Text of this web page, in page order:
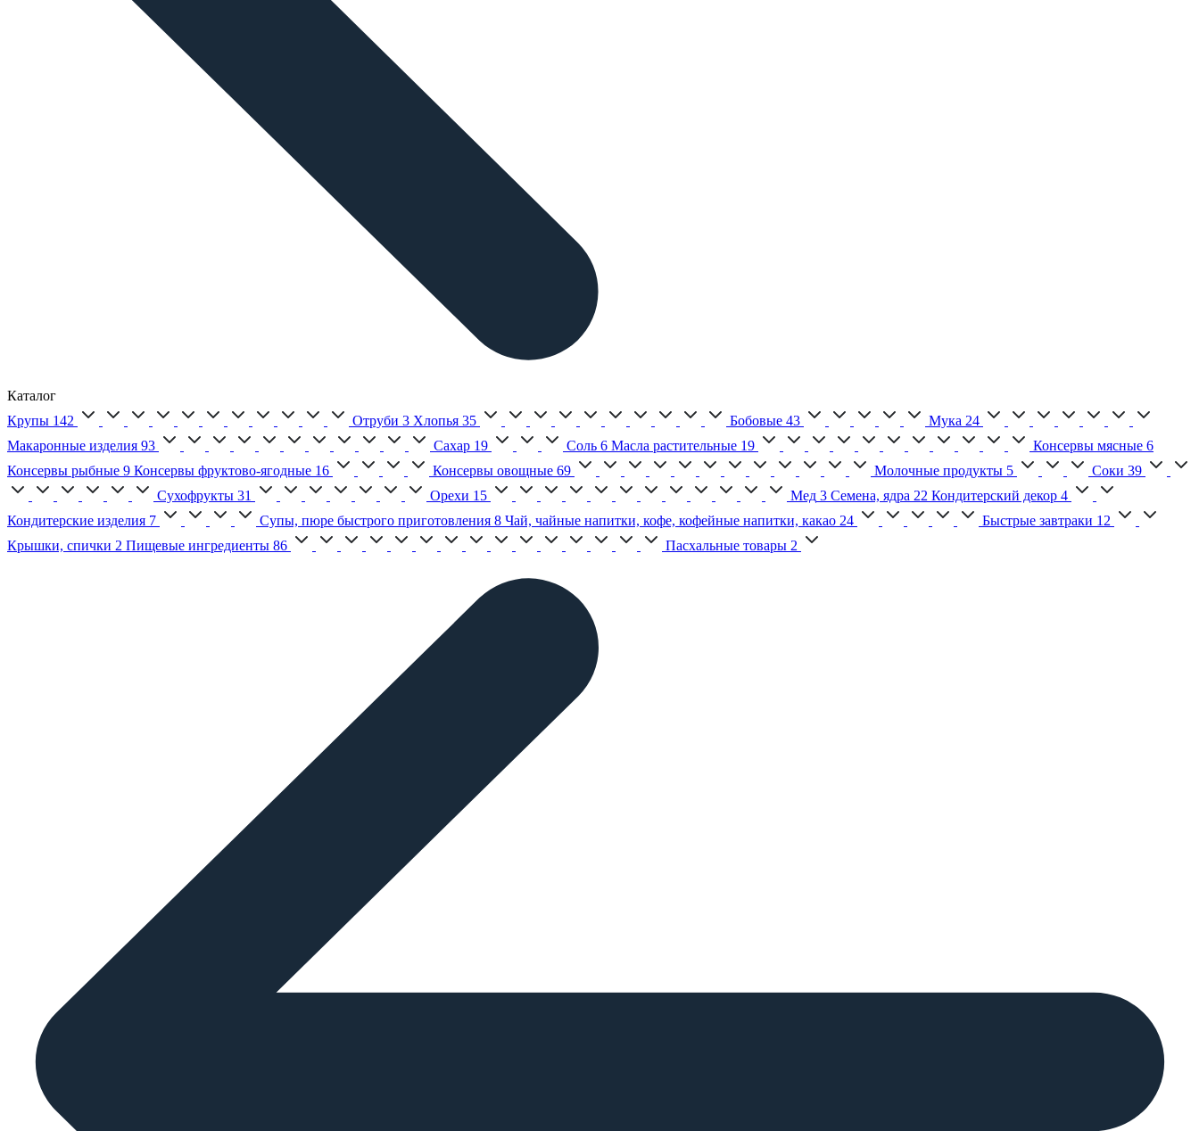
Каталог
Крупы 142 Отруби 3 Хлопья 35 Бобовые 43 Мука 24
Макаронные изделия 93 Сахар 19 Соль 6 Масла растительные 19 Консервы мясные 6
Консервы рыбные 9 Консервы фруктово-ягодные 16 Консервы овощные 69 Молочные продукты 5 Соки 39
Сухофрукты 31 Орехи 15 Мед 3 Семена, ядра 22 Кондитерский декор 4
Кондитерские изделия 7 Супы, пюре быстрого приготовления 8 Чай, чайные напитки, кофе, кофейные напитки, какао 24 Быстрые завтраки 12
Крышки, спички 2 Пищевые ингредиенты 86 Пасхальные товары 2